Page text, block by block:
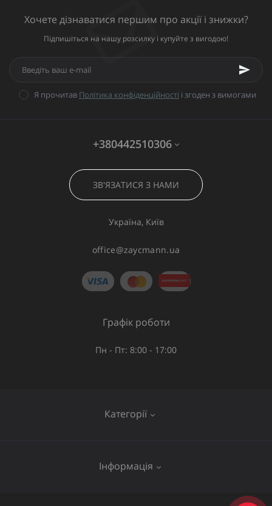
Хочете дізнаватися першим про акції і знижки?
Підпишіться на нашу розсилку і купуйте з вигодою!
Я прочитав Політика конфіденційності і згоден з вимогами
+380442510306
ЗВ'ЯЗАТИСЯ З НАМИ
Україна, Київ
office@zaycmann.ua
Категорії
Інформація
Графік роботи
Пн - Пт: 8:00 - 17:00